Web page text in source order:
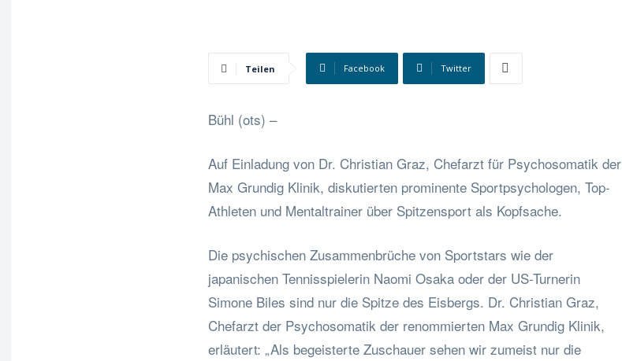
Teilen Facebook Twitter
Bühl (ots) –
Auf Einladung von Dr. Christian Graz, Chefarzt für Psychosomatik der
Max Grundig Klinik, diskutierten prominente Sportpsychologen, Top-
Athleten und Mentaltrainer über Spitzensport als Kopfsache.
Die psychischen Zusammenbrüche von Sportstars wie der
japanischen Tennisspielerin Naomi Osaka oder der US-Turnerin
Simone Biles sind nur die Spitze des Eisbergs. Dr. Christian Graz,
Chefarzt der Psychosomatik der renommierten Max Grundig Klinik,
erläutert: „Als begeisterte Zuschauer sehen wir zumeist nur die